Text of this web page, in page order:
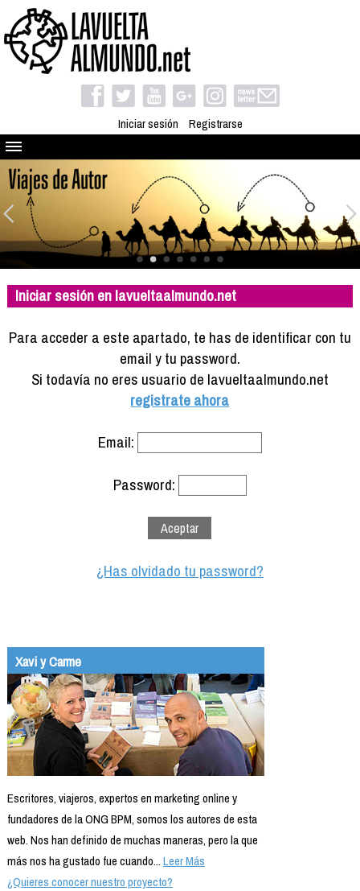
Iniciar sesión Registrarse
Quienes somos
El proyecto
Blog
Viaja con nosotros
Camino solidario
Libros
Compañeros de viaje
Info viajeros
Iniciar sesión en lavueltaalmundo.net
Para acceder a este apartado, te has de identificar con tu
email y tu password.
Si todavía no eres usuario de lavueltaalmundo.net
registrate ahora
Email:
Password:
¿Has olvidado tu password?
Xavi y Carme
Escritores, viajeros, expertos en marketing online y
fundadores de la ONG BPM, somos los autores de esta
web. Nos han definido de muchas maneras, pero la que
más nos ha gustado fue cuando...Leer Más
¿Quieres conocer nuestro proyecto?